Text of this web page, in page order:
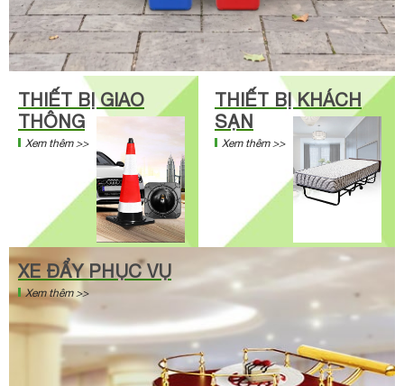
THIẾT BỊ GIAO
THÔNG
Xem thêm >>
THIẾT BỊ KHÁCH
SẠN
Xem thêm >>
XE ĐẨY PHỤC VỤ
Xem thêm >>